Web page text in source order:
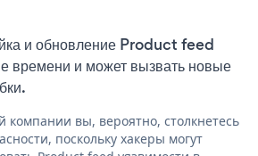
и обновление Product feed
времени и может вызвать новые
компании вы, вероятно, столкнетесь
поскольку хакеры могут